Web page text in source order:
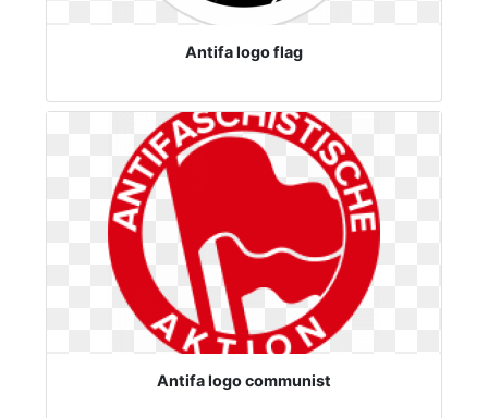
Antifa logo flag
Antifa logo communist